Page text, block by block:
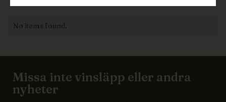
No items found.
Missa inte vinsläpp eller andra
nyheter